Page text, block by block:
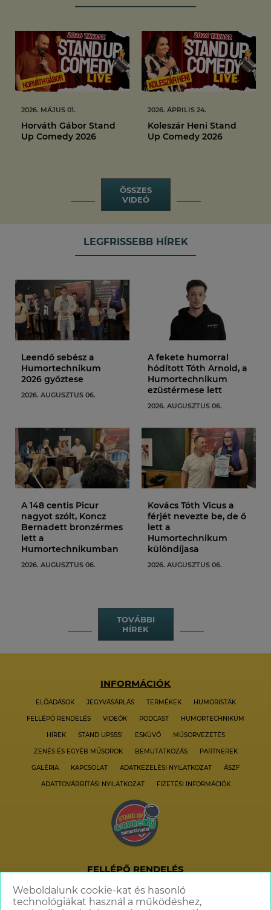
Weboldalunk cookie-kat és hasonló
technológiákat használ a működéshez,
2026. MÁJUS 01.
Horváth Gábor Stand
Up Comedy 2026
2026. ÁPRILIS 24.
Koleszár Heni Stand
Up Comedy 2026
ÖSSZES
VIDEÓ
LEGFRISSEBB HÍREK
Leendő sebész a
Humortechnikum
2026 győztese
2026. AUGUSZTUS 06.
A fekete humorral
hódított Tóth Arnold, a
Humortechnikum
ezüstérmese lett
2026. AUGUSZTUS 06.
A 148 centis Picur
nagyot szólt, Koncz
Bernadett bronzérmes
lett a
Humortechnikumban
2026. AUGUSZTUS 06.
Kovács Tóth Vicus a
férjét nevezte be, de ő
lett a
Humortechnikum
különdíjasa
2026. AUGUSZTUS 06.
TOVÁBBI
HÍREK
INFORMÁCIÓK
ELŐADÁSOK JEGYVÁSÁRLÁS TERMÉKEK HUMORISTÁK
FELLÉPŐ RENDELÉS VIDEÓK PODCAST HUMORTECHNIKUM
HÍREK STAND UPSSS! ESKÜVŐ MŰSORVEZETÉS
ZENÉS ÉS EGYÉB MŰSOROK BEMUTATKOZÁS PARTNEREK
GALÉRIA KAPCSOLAT ADATKEZELÉSI NYILATKOZAT ÁSZF
ADATTOVÁBBÍTÁSI NYILATKOZAT FIZETÉSI INFORMÁCIÓK
FELLÉPŐ RENDELÉS
+36 70 621 6606
info@standupcomedy.hu